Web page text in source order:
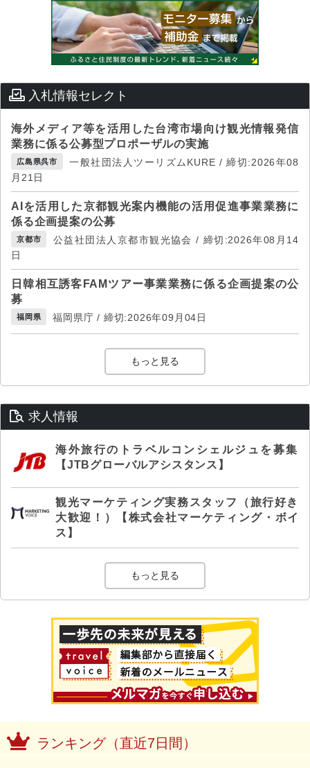
入札情報セレクト
海外メディア等を活用した台湾市場向け観光情報発信
業務に係る公募型プロポーザルの実施
広島県呉市
一般社団法人ツーリズムKURE / 締切:2026年08
月21日
AIを活用した京都観光案内機能の活用促進事業業務に
係る企画提案の公募
京都市
公益社団法人京都市観光協会 / 締切:2026年08月14
日
日韓相互誘客FAMツアー事業業務に係る企画提案の公
募
福岡県 福岡県庁 / 締切:2026年09月04日
もっと見る
求人情報
海外旅行のトラベルコンシェルジュを募集
【JTBグローバルアシスタンス】
観光マーケティング実務スタッフ（旅行好き
大歓迎！）【株式会社マーケティング・ボイ
ス】
もっと見る
ランキング（直近7日間）